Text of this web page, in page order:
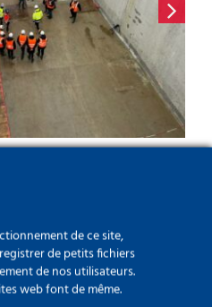
récentes
de ce site,
de petits fichiers
de nos utilisateurs.
web font de même.